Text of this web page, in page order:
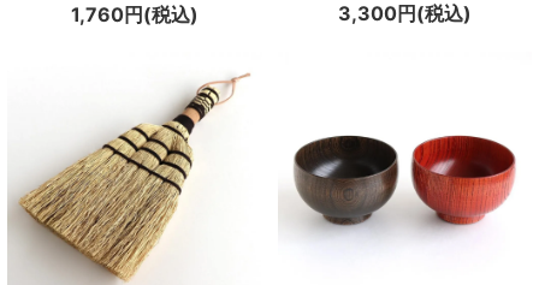
1,760円(税込)
3,300円(税込)